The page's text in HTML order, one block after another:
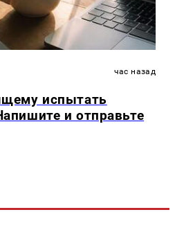
час назад
испытать
и отправьте